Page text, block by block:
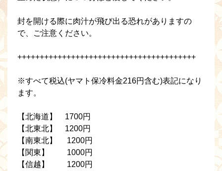
封を開ける際に肉汁が飛び出る恐れがありますの
で、ご注意ください。
++++++++++++++++++++++++++++++++++++++++
※すべて税込(ヤマト保冷料金216円含む)表記になり
ます。
【北海道】 1700円
【北東北】 1200円
【南東北】 1200円
【関東】 1000円
【信越】 1200円